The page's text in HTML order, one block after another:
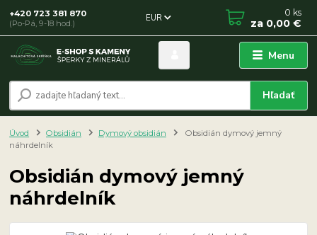
Menu
EUR
Hľadať
+420 723 381 870
(Po-Pá, 9-18 hod.)
0 ks
za 0,00 €
Úvod Obsidián Dymový obsidián
Obsidián dymový jemný
náhrdelník
Obsidián dymový jemný
náhrdelník